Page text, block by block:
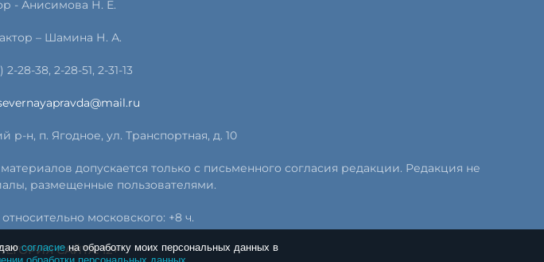
даюсогласиена обработку моих персональных данных в
- Анисимова Н. Е.
– Шамина Н. А.
28-38, 2-28-51, 2-31-13
р-н, п. Ягодное, ул. Транспортная, д. 10
допускается только с письменного согласия редакции. Редакция не
размещенные пользователями.
московского: +8 ч.
САЙТА: 12+